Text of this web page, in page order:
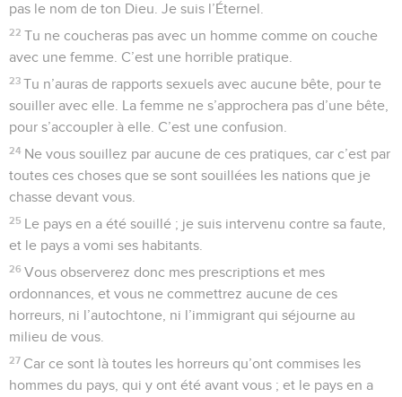
pas le nom de ton Dieu. Je suis l’Éternel.
22 Tu ne coucheras pas avec un homme comme on couche
avec une femme. C’est une horrible pratique.
23 Tu n’auras de rapports sexuels avec aucune bête, pour te
souiller avec elle. La femme ne s’approchera pas d’une bête,
pour s’accoupler à elle. C’est une confusion.
24 Ne vous souillez par aucune de ces pratiques, car c’est par
toutes ces choses que se sont souillées les nations que je
chasse devant vous.
25 Le pays en a été souillé ; je suis intervenu contre sa faute,
et le pays a vomi ses habitants.
26 Vous observerez donc mes prescriptions et mes
ordonnances, et vous ne commettrez aucune de ces
horreurs, ni l’autochtone, ni l’immigrant qui séjourne au
milieu de vous.
27 Car ce sont là toutes les horreurs qu’ont commises les
hommes du pays, qui y ont été avant vous ; et le pays en a